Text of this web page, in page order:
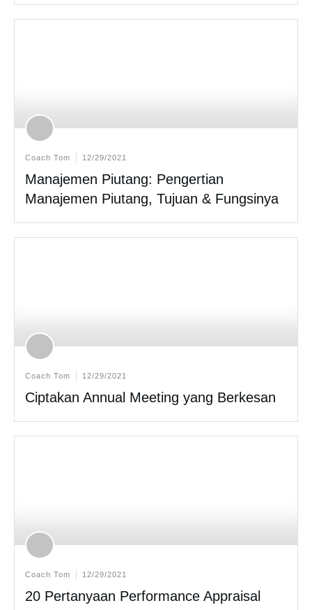
Coach Tom 12/29/2021
Manajemen Piutang: Pengertian
Manajemen Piutang, Tujuan & Fungsinya
Coach Tom 12/29/2021
Ciptakan Annual Meeting yang Berkesan
Coach Tom 12/29/2021
20 Pertanyaan Performance Appraisal